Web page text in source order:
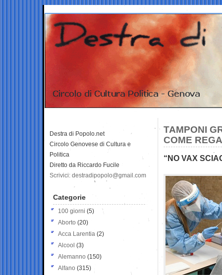
TAMPONI
COME
“NO VAX
Destra di Popolo.net
Circolo Genovese di Cultura e
Politica
Diretto da Riccardo Fucile
Scrivici: destradipopolo@gmail.com
Categorie
100 giorni (5)
Aborto (20)
Acca Larentia (2)
Alcool (3)
Alemanno (150)
Alfano (315)